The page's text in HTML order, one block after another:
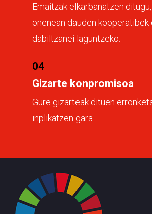
Emaitzak elkarbanatzen
onenean dauden kooperatibek
dabiltzanei laguntzeko.
04
Gizarte konpromisoa
Gure gizarteak dituen
inplikatzen gara.